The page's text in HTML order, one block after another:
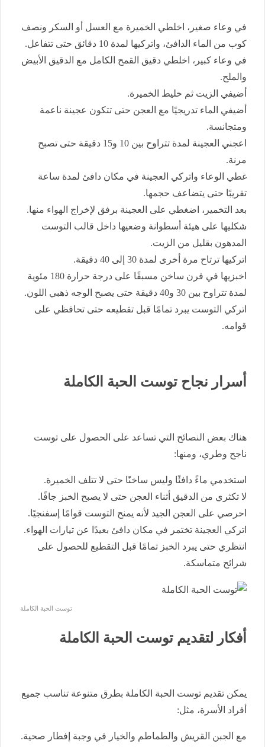
في وعاء صغير، اخلطي الخميرة مع العسل أو السكر ونصف
كوب من الماء الدافئ، واتركيها لمدة 10 دقائق حتى تتفاعل.
في وعاء كبير، اخلطي دقيق القمح الكامل مع الدقيق الأبيض
والملح.
أضيفي الزيت ثم خليط الخميرة.
أضيفي الماء تدريجيًا مع العجن حتى تتكون عجينة ناعمة
ومتجانسة.
اعجني العجينة لمدة تتراوح بين 10 و15 دقيقة حتى تصبح
مرنة.
غطي الوعاء واتركي العجينة في مكان دافئ لمدة ساعة
تقريبًا حتى يتضاعف حجمها.
بعد التخمير، اضغطي على العجينة برفق لإخراج الهواء منها.
شكليها على هيئة أسطوانة وضعيها داخل قالب التوست
المدهون بقليل من الزيت.
اتركيها ترتاح مرة أخرى لمدة 30 إلى 40 دقيقة.
اخبزيها في فرن ساخن مسبقًا على درجة حرارة 180 مئوية
لمدة تتراوح بين 30 و40 دقيقة حتى يصبح الوجه ذهبي اللون.
اتركي التوست يبرد تمامًا قبل تقطيعه حتى تحافظي على
قوامه.
أسرار نجاح توست الحبة الكاملة
هناك بعض النصائح التي تساعد على الحصول على توست
ناجح وطري، ومنها:
استخدمي ماءً دافئًا وليس ساخنًا حتى لا تتلف الخميرة.
لا تكثري من الدقيق أثناء العجن حتى لا يصبح الخبز جافًا.
احرصي على العجن الجيد لأنه يمنح التوست قوامًا إسفنجيًا.
اتركي العجينة تختمر في مكان دافئ بعيدًا عن تيارات الهواء.
انتظري حتى يبرد الخبز تمامًا قبل التقطيع للحصول على
شرائح متماسكة.
توست الحبة الكاملة
أفكار لتقديم توست الحبة الكاملة
يمكن تقديم توست الحبة الكاملة بطرق متنوعة تناسب جميع
أفراد الأسرة، مثل:
مع الجبن القريش والطماطم والخيار في وجبة إفطار صحية.